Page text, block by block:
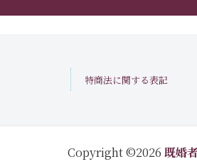
特商法に関する表記
Copyright ©2026 既婚